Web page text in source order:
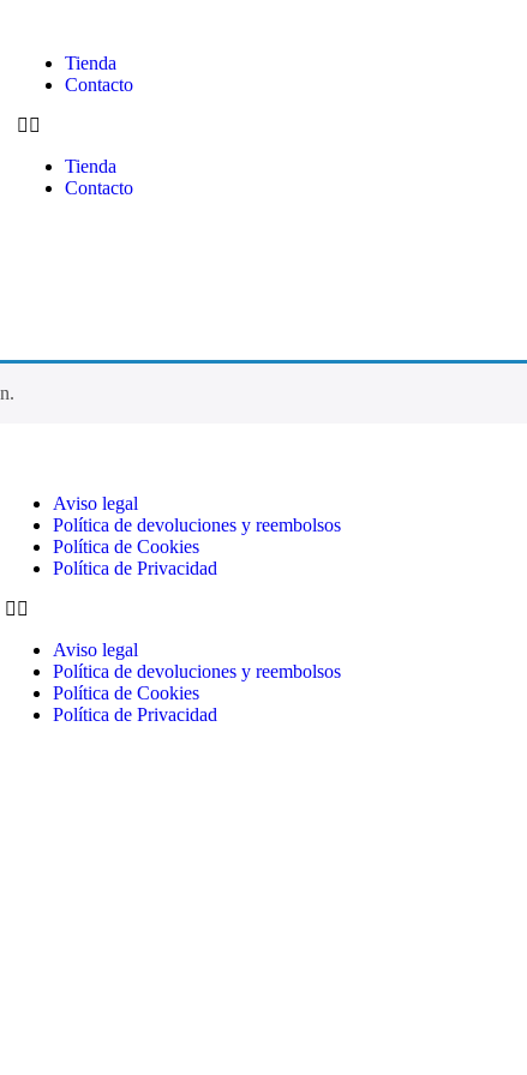
Tienda
Contacto
Tienda
Contacto
Aviso legal
Política de devoluciones y reembolsos
Política de Cookies
Política de Privacidad
Aviso legal
Política de devoluciones y reembolsos
Política de Cookies
Política de Privacidad